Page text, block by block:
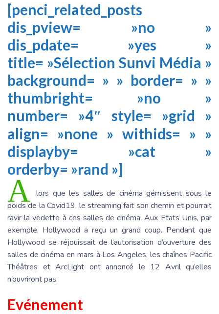
[penci_related_posts
dis_pview= »no »
dis_pdate= »yes »
title= »Sélection Sunvi Média »
background= » » border= » »
thumbright= »no »
number= »4″ style= »grid »
align= »none » withids= » »
displayby= »cat »
orderby= »rand »]
A lors que les salles de cinéma gémissent sous le
poids de la Covid19, le streaming fait son chemin et pourrait
ravir la vedette à ces salles de cinéma. Aux Etats Unis, par
exemple, Hollywood a reçu un grand coup. Pendant que
Hollywood se réjouissait de l’autorisation d’ouverture des
salles de cinéma en mars à Los Angeles, les chaînes Pacific
Théâtres et ArcLight ont annoncé le 12 Avril qu’elles
n’ouvriront pas.
Evénement